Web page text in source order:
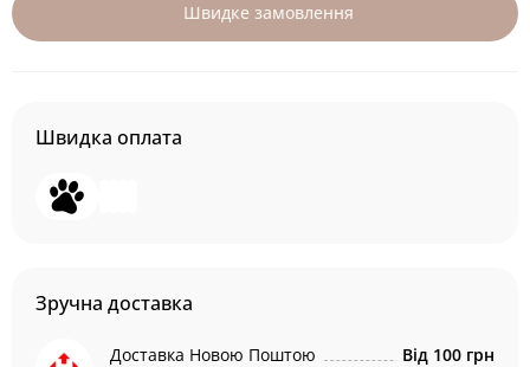
Швидке замовлення
Швидка оплата
Зручна доставка
Доставка Новою Поштою Від 100 грн